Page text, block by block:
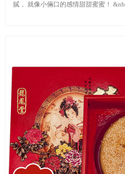
膩， 就像小倆口的感情甜甜蜜蜜！ &nb